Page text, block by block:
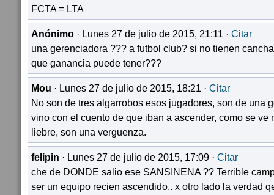
FCTA = LTA
Anónimo · Lunes 27 de julio de 2015, 21:11 · Citar
una gerenciadora ??? a futbol club? si no tienen
que ganancia puede tener???
Mou · Lunes 27 de julio de 2015, 18:21 · Citar
No son de tres algarrobos esos jugadores, son de una
vino con el cuento de que iban a ascender, como se ve
liebre, son una verguenza.
felipin · Lunes 27 de julio de 2015, 17:09 · Citar
che de DONDE salio ese SANSINENA ?? Terrible
ser un equipo recien ascendido.. x otro lado la verdad